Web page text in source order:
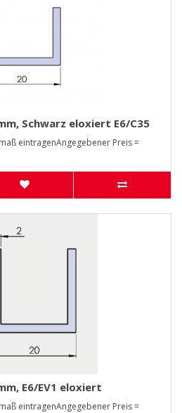
Schwarz eloxiert E6/C35
eintragenAngegebener Preis =
E6/EV1 eloxiert
eintragenAngegebener Preis =